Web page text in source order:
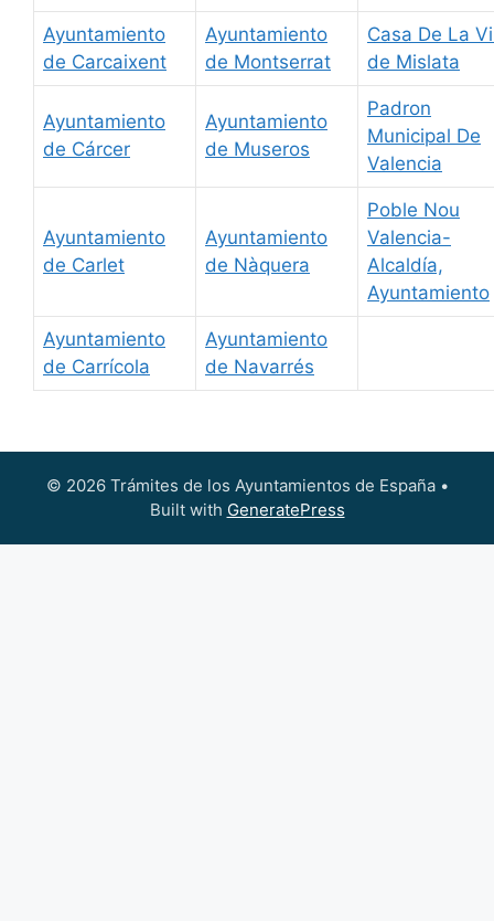
Ayuntamiento
de Carcaixent
Ayuntamiento
de Montserrat
Casa De La
de Mislata
Ayuntamiento
de Cárcer
Ayuntamiento
de Museros
Padron
Municipal De
Valencia
Ayuntamiento
de Carlet
Ayuntamiento
de Nàquera
Poble Nou
Valencia-
Alcaldía,
Ayuntamiento
Ayuntamiento
de Carrícola
Ayuntamiento
de Navarrés
© 2026 Trámites de los Ayuntamientos de España•
Built with GeneratePress